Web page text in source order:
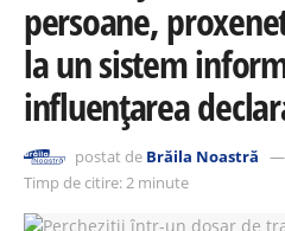
persoane,
la un sistem
influențarea
postat de Brăila Noastră
Timp de citire: 2 minute